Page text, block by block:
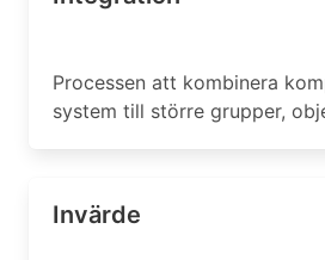
Processen att kombinera
system till större grupper,
Invärde